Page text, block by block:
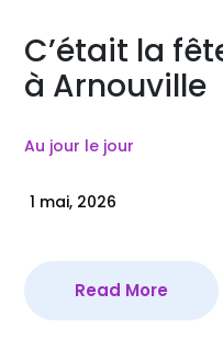
C’était la
à Arnouville
Au jour le jour
1 mai, 2026
Read More